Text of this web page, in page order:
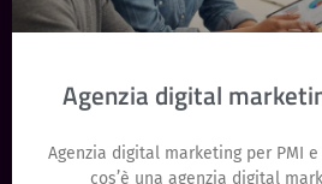
Agenzia digital
Agenzia digital marketing per PMI
cos’è una agenzia digital